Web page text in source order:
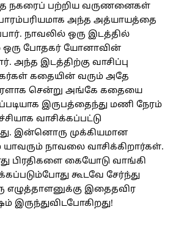
நகரைப் பற்றிய வருணனைகள்
பாரம்பரியமாக அந்த அத்யாயத்தை
நாவலில் ஒரு இடத்தில்
ஒரு போதகர் யோனாவின்
இடத்திற்கு வாசிப்பு
கதையின் வரும் அதே
சென்று அங்கே கதையை
இருபத்தைந்து மணி நேரம்
வாசிக்கப்பட்டு
இன்னொரு முக்கியமான
யாவரும் நாவலை வாசிக்கிறார்கள்.
பிரதிகளை கையோடு வாங்கி
கூடவே சேர்ந்து
எழுத்தாளனுக்கு இதைதவிர